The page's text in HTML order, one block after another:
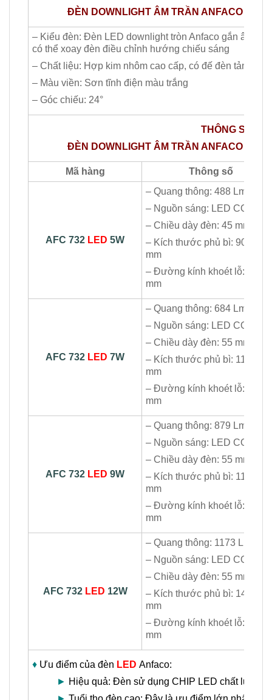
ĐÈN DOWNLIGHT ÂM TRẦN ANFACO LED
– Kiểu đèn: Đèn LED downlight tròn Anfaco gắn âm
có thể xoay đèn điều chỉnh hướng chiếu sáng
– Chất liệu: Hợp kim nhôm cao cấp, có đế đèn tản nhiệt
– Màu viền: Sơn tĩnh điện màu trắng
– Góc chiếu: 24°
THÔNG SỐ
ĐÈN DOWNLIGHT ÂM TRẦN ANFACO LED
Mã hàng Thông số
AFC 732 LED 5W
– Quang thông: 488 Lm
– Nguồn sáng: LED COB
– Chiều dày đèn: 45 mm
– Kích thước phủ bì: 90×90
mm
– Đường kính khoét lỗ: Ø70
mm
AFC 732 LED 7W
– Quang thông: 684 Lm
– Nguồn sáng: LED COB
– Chiều dày đèn: 55 mm
– Kích thước phủ bì: 110×110
mm
– Đường kính khoét lỗ: Ø90
mm
AFC 732 LED 9W
– Quang thông: 879 Lm
– Nguồn sáng: LED COB
– Chiều dày đèn: 55 mm
– Kích thước phủ bì: 110×110
mm
– Đường kính khoét lỗ: Ø90
mm
AFC 732 LED 12W
– Quang thông: 1173 Lm
– Nguồn sáng: LED COB
– Chiều dày đèn: 55 mm
– Kích thước phủ bì:
mm
– Đường kính khoét lỗ: Ø120
mm
♦ Ưu điểm của đèn LED Anfaco:
► Hiệu quả: Đèn sử dụng CHIP LED chất lượng